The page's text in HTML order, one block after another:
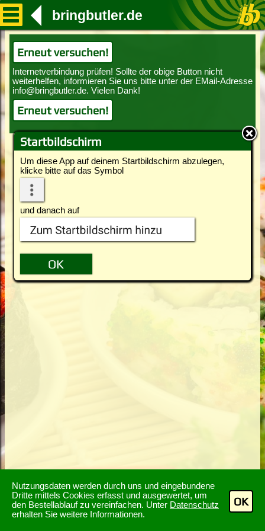
Nutzungsdaten werden durch uns und eingebundene
Dritte mittels Cookies erfasst und ausgewertet, um
den Bestellablauf zu vereinfachen. Unter Datenschutz
erhalten Sie weitere Informationen.
OK
Startbildschirm
Um diese App auf deinem Startbildschirm abzulegen,
klicke bitte auf das Symbol
und danach auf
bringbutler.de
Erneut versuchen!
Erneut versuchen!